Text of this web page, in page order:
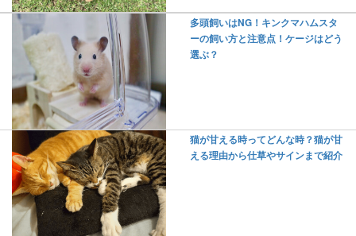
多頭飼いはNG！キンクマハムスタ
ーの飼い方と注意点！ケージはどう
選ぶ？
猫が甘える時ってどんな時？猫が甘
える理由から仕草やサインまで紹介